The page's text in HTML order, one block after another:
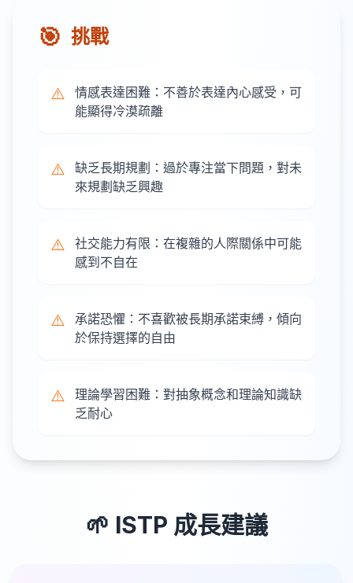
🎯 挑戰
⚠️
情感表達困難：不善於表達內心感受，可
能顯得冷漠疏離
⚠️
缺乏長期規劃：過於專注當下問題，對未
來規劃缺乏興趣
⚠️
社交能力有限：在複雜的人際關係中可能
感到不自在
⚠️
承諾恐懼：不喜歡被長期承諾束縛，傾向
於保持選擇的自由
⚠️
理論學習困難：對抽象概念和理論知識缺
乏耐心
🌱 ISTP 成長建議